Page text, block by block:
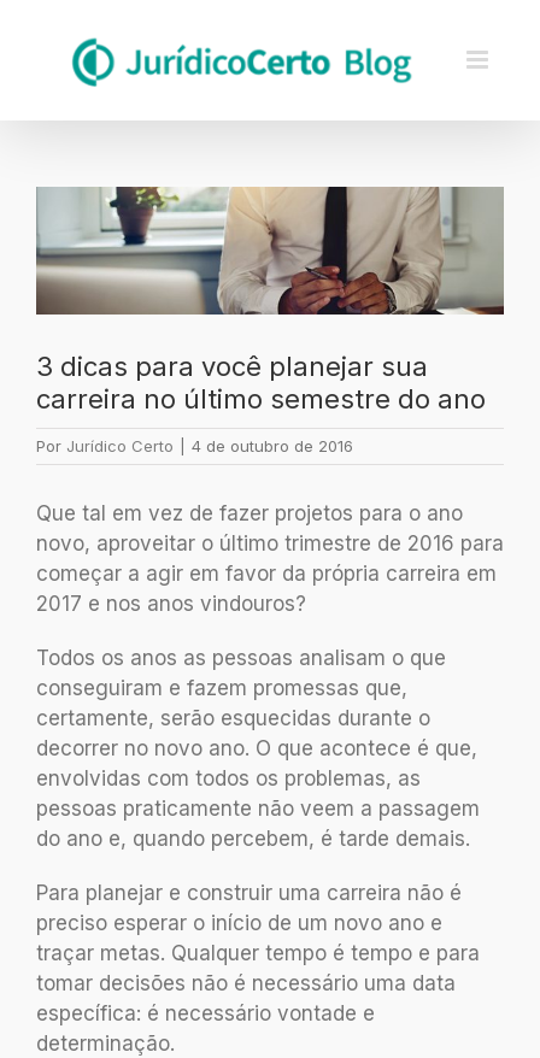
content
imagem
maior
3 dicas para você planejar sua
carreira no último semestre do ano
Por Jurídico Certo 4 de outubro de 2016
Que tal em vez de fazer projetos para o ano
novo, aproveitar o último trimestre de 2016 para
começar a agir em favor da própria carreira em
2017 e nos anos vindouros?
Todos os anos as pessoas analisam o que
conseguiram e fazem promessas que,
certamente, serão esquecidas durante o
decorrer no novo ano. O que acontece é que,
envolvidas com todos os problemas, as
pessoas praticamente não veem a passagem
do ano e, quando percebem, é tarde demais.
Para planejar e construir uma carreira não é
preciso esperar o início de um novo ano e
traçar metas. Qualquer tempo é tempo e para
tomar decisões não é necessário uma data
específica: é necessário vontade e
determinação.